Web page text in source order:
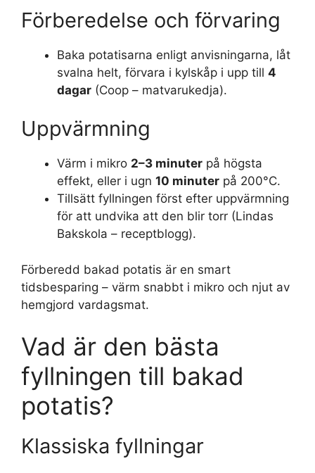
Förberedelse och förvaring
Baka potatisarna enligt anvisningarna, låt
svalna helt, förvara i kylskåp i upp till 4
dagar (Coop – matvarukedja).
Uppvärmning
Värm i mikro 2–3 minuter på högsta
effekt, eller i ugn 10 minuter på 200°C.
Tillsätt fyllningen först efter uppvärmning
för att undvika att den blir torr (Lindas
Bakskola – receptblogg).
Förberedd bakad potatis är en smart
tidsbesparing – värm snabbt i mikro och njut av
hemgjord vardagsmat.
Vad är den bästa
fyllningen till bakad
potatis?
Klassiska fyllningar